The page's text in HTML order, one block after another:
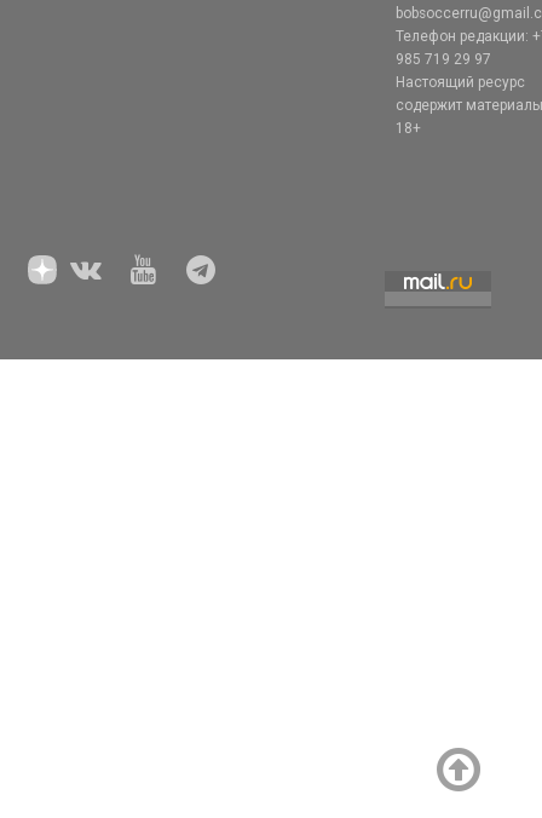
Телефон редакции:
985 719 29 97
Настоящий ресурс
содержит
18+